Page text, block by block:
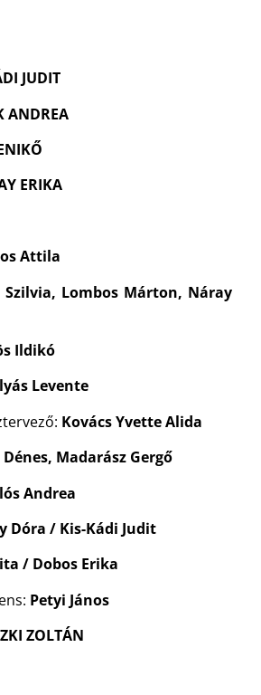
JUDIT
ANDREA
ERIKA
Attila
Szilvia, Lombos Márton, Náray
Ildikó
Levente
Kovács Yvette Alida
Dénes, Madarász Gergő
Andrea
Dóra / Kis-Kádi Judit
/ Dobos Erika
Petyi János
ZOLTÁN